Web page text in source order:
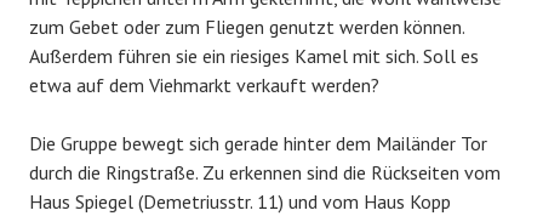
zum Gebet oder zum Fliegen genutzt werden können.
Außerdem führen sie ein riesiges Kamel mit sich. Soll es
etwa auf dem Viehmarkt verkauft werden?
Die Gruppe bewegt sich gerade hinter dem Mailänder Tor
durch die Ringstraße. Zu erkennen sind die Rückseiten vom
Haus Spiegel (Demetriusstr. 11) und vom Haus Kopp